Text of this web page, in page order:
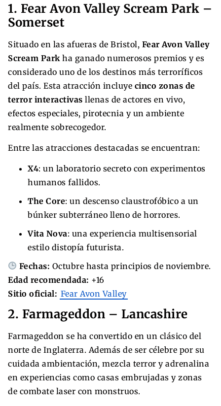
1. Fear Avon Valley Scream Park –
Somerset
Situado en las afueras de Bristol, Fear Avon Valley
Scream Park ha ganado numerosos premios y es
considerado uno de los destinos más terroríficos
del país. Esta atracción incluye cinco zonas de
terror interactivas llenas de actores en vivo,
efectos especiales, pirotecnia y un ambiente
realmente sobrecogedor.
Entre las atracciones destacadas se encuentran:
X4: un laboratorio secreto con experimentos
humanos fallidos.
The Core: un descenso claustrofóbico a un
búnker subterráneo lleno de horrores.
Vita Nova: una experiencia multisensorial
estilo distopía futurista.
Fechas: Octubre hasta principios de noviembre.
Edad recomendada: +16
Sitio oficial: Fear Avon Valley
2. Farmageddon – Lancashire
Farmageddon se ha convertido en un clásico del
norte de Inglaterra. Además de ser célebre por su
cuidada ambientación, mezcla terror y adrenalina
en experiencias como casas embrujadas y zonas
de combate laser con monstruos.